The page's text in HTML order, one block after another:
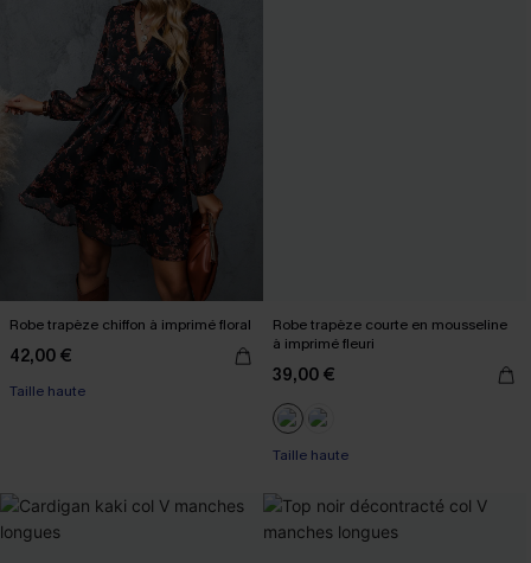
Robe trapèze chiffon à imprimé floral
42,00 €
Taille haute
Robe trapèze courte en mousseline
à imprimé fleuri
39,00 €
Taille haute